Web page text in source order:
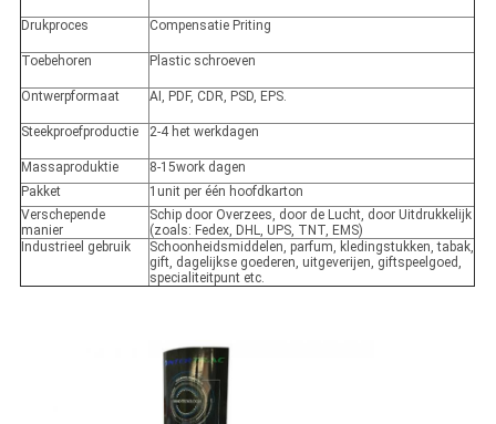
Drukproces Compensatie Priting
Toebehoren Plastic schroeven
Ontwerpformaat AI, PDF, CDR, PSD, EPS.
Steekproefproductie 2-4 het werkdagen
Massaproduktie
8-15work dagen
Pakket
1unit per één hoofdkarton
Verschepende
manier
Schip door Overzees, door de Lucht, door Uitdrukkelijk
(zoals: Fedex, DHL, UPS, TNT, EMS)
Industrieel gebruik
Schoonheidsmiddelen, parfum, kledingstukken, tabak,
gift, dagelijkse goederen, uitgeverijen, giftspeelgoed,
specialiteitpunt etc.